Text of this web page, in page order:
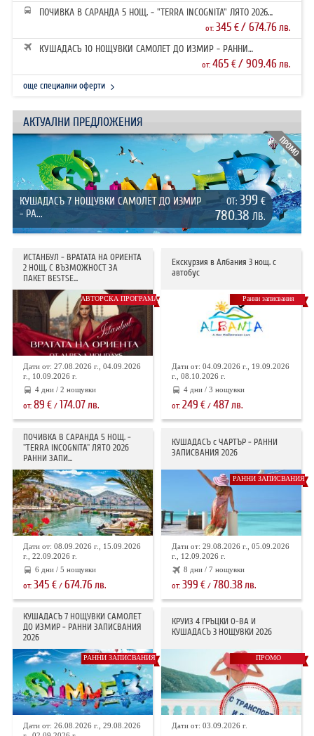
ПОЧИВКА В САРАНДА 5 НОЩ. - "TERRA INCOGNITA" ЛЯТО 2026
от:345 €/ 674.76лв.
КУШАДАСЪ 10 НОЩУВКИ САМОЛЕТ ДО ИЗМИР - РАННИ
от:465 €/ 909.46лв.
още специални оферти
АКТУАЛНИ ПРЕДЛОЖЕНИЯ
КУШАДАСЪ 7 НОЩУВКИ САМОЛЕТ ДО ИЗМИР
- РА...
ОТ: 399 €
780.38 ЛВ.
ИСТАНБУЛ - ВРАТАТА НА ОРИЕНТА
2 НОЩ. С ВЪЗМОЖНОСТ ЗА
ПАКЕТ BESTSE...
АВТОРСКА ПРОГРАМА
Дати от: 27.08.2026 г., 04.09.2026
г., 10.09.2026 г.
4 дни / 2 нощувки
от: 89 €/ 174.07лв.
Екскурзия в Албания 3 нощ. с
автобус
Ранни записвания
Дати от: 04.09.2026 г., 19.09.2026
г., 08.10.2026 г.
4 дни / 3 нощувки
от:249 € /487лв.
ПОЧИВКА В САРАНДА 5 НОЩ. -
"TERRA INCOGNITA" ЛЯТО 2026
РАННИ ЗАПИ...
Дати от: 08.09.2026 г., 15.09.2026
г., 22.09.2026 г.
6 дни / 5 нощувки
от: 345 €/ 674.76 лв.
КУШАДАСЪ с ЧАРТЪР - РАННИ
ЗАПИСВАНИЯ 2026
РАННИ ЗАПИСВАНИЯ
Дати от: 29.08.2026 г., 05.09.2026
г., 12.09.2026 г.
8 дни / 7 нощувки
от:399 € / 780.38 лв.
КУШАДАСЪ 7 НОЩУВКИ САМОЛЕТ
ДО ИЗМИР - РАННИ ЗАПИСВАНИЯ
2026
РАННИ ЗАПИСВАНИЯ
Дати от: 26.08.2026 г., 29.08.2026
КРУИЗ 4 ГРЪЦКИ О-ВА И
КУШАДАСЪ 3 НОЩУВКИ 2026
ПРОМО
Дати от: 03.09.2026 г.